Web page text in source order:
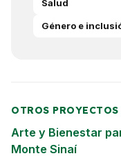
Salud
Género e
OTROS PROYECTOS
Arte y Bienestar
Monte Sinaí